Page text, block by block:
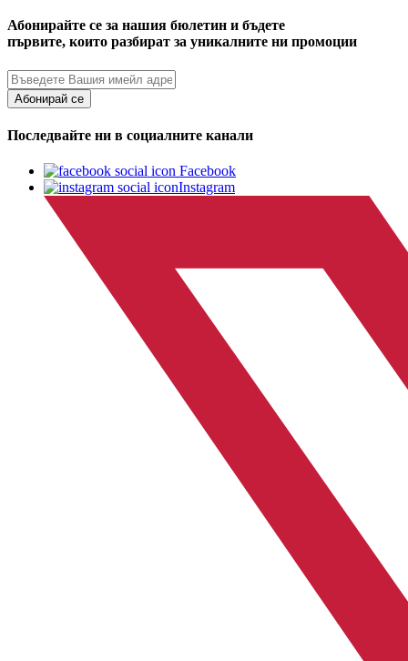
Абонирайте се за нашия бюлетин и бъдете
първите, които разбират за уникалните ни промоции
Абонирай се
Последвайте ни в социалните канали
Facebook
Instagram